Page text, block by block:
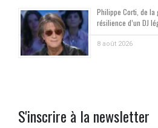
Philippe Corti, de la
résilience d’un DJ
8 août 2026
S'inscrire à la newsletter